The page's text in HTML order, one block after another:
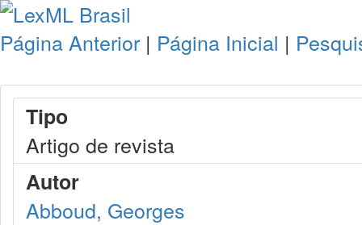
Página Anterior | Página Inicial |
Tipo
Artigo de revista
Autor
Abboud, Georges